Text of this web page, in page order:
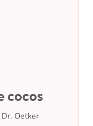
cocos
Dr. Oetker